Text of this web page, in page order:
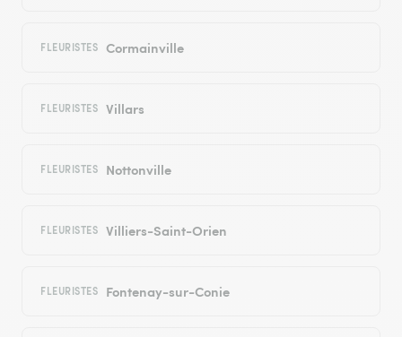
FLEURISTES Cormainville
FLEURISTES Villars
FLEURISTES Nottonville
FLEURISTES Villiers-Saint-Orien
FLEURISTES Fontenay-sur-Conie